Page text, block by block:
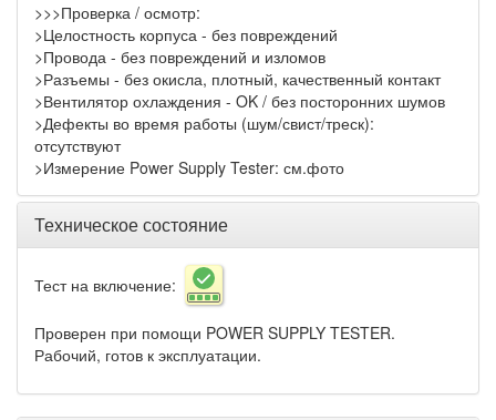
>>>Проверка / осмотр:
>Целостность корпуса - без повреждений
>Провода - без повреждений и изломов
>Разъемы - без окисла, плотный, качественный контакт
>Вентилятор охлаждения - OK / без посторонних шумов
>Дефекты во время работы (шум/свист/треск):
отсутствуют
>Измерение Power Supply Tester: см.фото
Техническое состояние
Тест на включение:
Проверен при помощи POWER SUPPLY TESTER.
Рабочий, готов к эксплуатации.